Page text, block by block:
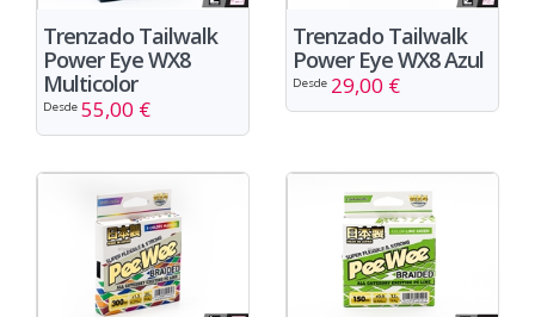
Trenzado Tailwalk
Power Eye WX8
Multicolor
Desde 55,00 €
Trenzado Tailwalk
Power Eye WX8 Azul
Desde 29,00 €